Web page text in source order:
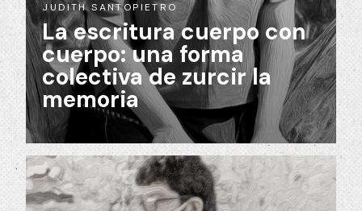
JUDITH SANTOPIETRO
La escritura cuerpo con
cuerpo: una forma
colectiva de zurcir la
memoria